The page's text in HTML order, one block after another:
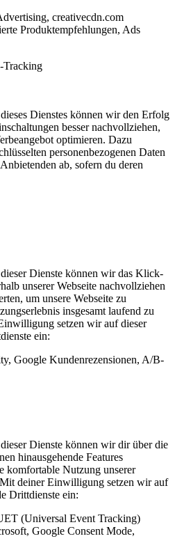
creativecdn.com
Produktempfehlungen, Ads
Tracking
Dienstes können wir den Erfolg
besser nachvollziehen,
optimieren. Dazu
personenbezogenen Daten
ab, sofern du deren
Dienste können wir das Klick-
unserer Webseite nachvollziehen
um unsere Webseite zu
insgesamt laufend zu
setzen wir auf dieser
ein:
Google Kundenrezensionen, A/B-
Dienste können wir dir über die
hinausgehende Features
komfortable Nutzung unserer
deiner Einwilligung setzen wir auf
Drittdienste ein:
(Universal Event Tracking)
Google Consent Mode,